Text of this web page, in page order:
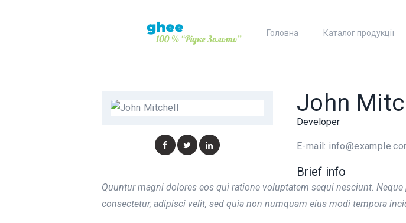
Головна Каталог продукції
ДОСТАВКА ТА
ПАРТНЕРИ
ВІДЕО
John
Developer
E-mail:
Brief info
Quuntur magni dolores eos qui ratione voluptatem sequi nesciunt.
consectetur, adipisci velit, sed quia non numquam eius modi tempora